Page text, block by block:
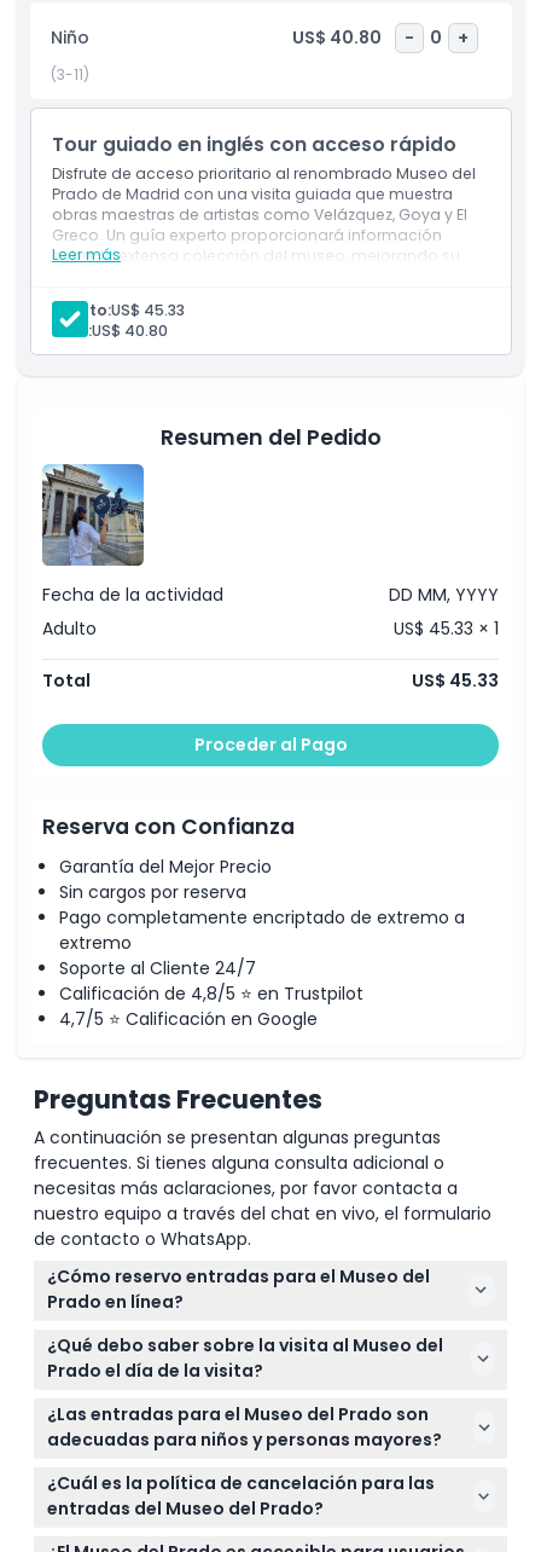
Aspectos Destacados
Política para Niños y Adultos
Exclusiones
Horario de Apertura
Cómo Canjear
Niño US$ 40.80 - 0 +
(3-11)
Tour guiado en inglés con acceso rápido
Disfrute de acceso prioritario al renombrado Museo del
Prado de Madrid con una visita guiada que muestra
obras maestras de artistas como Velázquez, Goya y El
Greco. Un guía experto proporcionará información
sobre la extensa colección del museo, mejorando su
ofrece una exploración completa de una de las
principales instituciones artísticas del mundo.
Leer más
Inclusiones
Adulto:US$ 45.33
Niño:US$ 40.80
Resumen del Pedido
Fecha de la actividad
DD MM, YYYY
Adulto
US$ 45.33 × 1
Total US$ 45.33
Proceder al Pago
Reserva con Confianza
Garantía del Mejor Precio
Sin cargos por reserva
Pago completamente encriptado de extremo a
extremo
Soporte al Cliente 24/7
Calificación de 4,8/5 ⭐ en Trustpilot
4,7/5 ⭐ Calificación en Google
Preguntas Frecuentes
A continuación se presentan algunas preguntas
frecuentes. Si tienes alguna consulta adicional o
necesitas más aclaraciones, por favor contacta a
nuestro equipo a través del chat en vivo, el formulario
de contacto o WhatsApp.
¿Cómo reservo entradas para el Museo del
Prado en línea?
Puede reservar fácilmente sus entradas para el
Museo del Prado en línea aquí mismo en este sitio
proceso de reserva.
¿Qué debo saber sobre la visita al Museo del
Prado el día de la visita?
Llegue un poco antes de la hora de su entrada para
disfrutar de un acceso más rápido. Recuerde que la
última admisión es 30 minutos antes del cierre, y
hay horas de entrada gratuita por las tardes (de 6
a 8 PM entre semana, de 5 a 7 PM domingos y
¿Las entradas para el Museo del Prado son
adecuadas para niños y personas mayores?
¡Sí! Los niños de 0-17 años entran gratis, y las
personas mayores de 65 años pueden obtener
¿Cuál es la política de cancelación para las
entradas del Museo del Prado?
Las entradas no son reembolsables y no se pueden